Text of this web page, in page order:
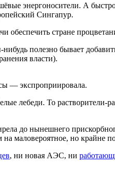
энергоносители. А
Сингапур.
обеспечить стране
полезно бывает
власти).
— экспроприировала.
лебеди. То растворители-
до нынешнего
маловероятное, но крайне
, ни новая АЭС, ни